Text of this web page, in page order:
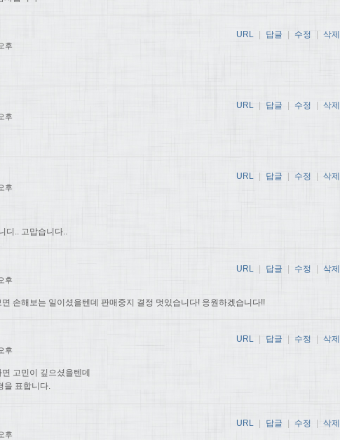
후
URL 답글 수정 삭제
후
URL 답글 수정 삭제
후
디.. 고맙습니다..
URL 답글 수정 삭제
후
손해보는 일이셨을텐데 판매중지 결정 멋있습니다! 응원하겠습니다!!
URL | 답글 | 수정 | 삭제
후
고민이 깊으셨을텐데
을 표합니다.
URL 답글 수정 삭제
후
URL 답글 수정 삭제